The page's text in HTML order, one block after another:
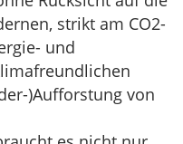
strikt am CO2-
und
)Aufforstung von